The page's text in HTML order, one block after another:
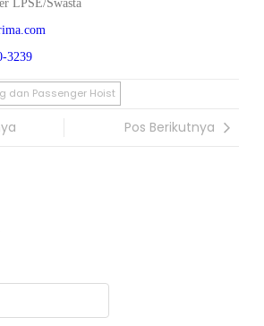
LPSE/Swasta
3239
dan Passenger Hoist
Pos Berikutnya